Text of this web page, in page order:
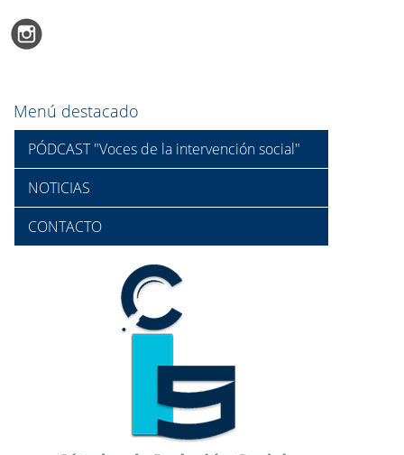
Menú destacado
PÓDCAST "Voces de la intervención social"
NOTICIAS
CONTACTO